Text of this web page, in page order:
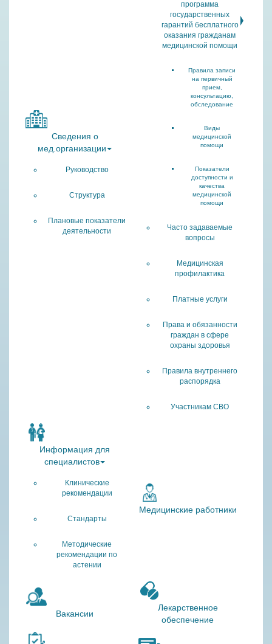
Сведения о
мед.организации
Руководство
Структура
Плановые показатели
деятельности
программа
государственных
гарантий бесплатного
оказания гражданам
медицинской помощи
Правила записи
на первичный
прием,
консультацию,
обследование
Виды
медицинской
помощи
Показатели
доступности и
качества
медицинской
помощи
Часто задаваемые
вопросы
Медицинская
профилактика
Платные услуги
Права и обязанности
граждан в сфере
охраны здоровья
Правила внутреннего
распорядка
Участникам СВО
Информация для
специалистов
Клинические
рекомендации
Стандарты
Методические
рекомендации по
астении
Медицинские работники
Вакансии
Лекарственное
обеспечение